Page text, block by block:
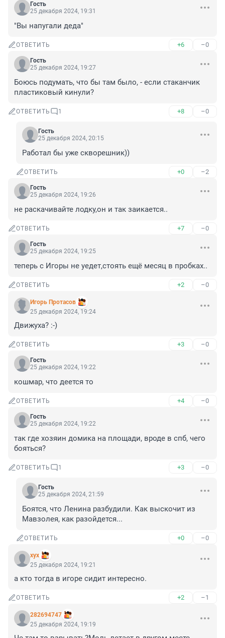
Гость
25 декабря 2024, 19:31
"Вы напугали деда"
ОТВЕТИТЬ +6 –0
Гость
25 декабря 2024, 19:27
Боюсь подумать, что бы там было, - если стаканчик
пластиковый кинули?
ОТВЕТИТЬ 1 +8 –0
Гость
25 декабря 2024, 20:15
Работал бы уже скворешник))
ОТВЕТИТЬ +0 –2
Гость
25 декабря 2024, 19:26
не раскачивайте лодку,он и так заикается..
ОТВЕТИТЬ +7 –0
Гость
25 декабря 2024, 19:25
теперь с Игоры не уедет,стоять ещё месяц в пробках..
ОТВЕТИТЬ +2 –0
Игорь Протасов
25 декабря 2024, 19:24
Движуха? :-)
ОТВЕТИТЬ +3 –0
Гость
25 декабря 2024, 19:22
кошмар, что деется то
ОТВЕТИТЬ +4 –0
Гость
25 декабря 2024, 19:22
так где хозяин домика на площади, вроде в спб, чего
бояться?
ОТВЕТИТЬ 1 +3 –0
Гость
25 декабря 2024, 21:59
Боятся, что Ленина разбудили. Как выскочит из
Мавзолея, как разойдется...
ОТВЕТИТЬ +0 –0
хух
25 декабря 2024, 19:21
а кто тогда в игоре сидит интересно.
ОТВЕТИТЬ +2 –1
282694747
25 декабря 2024, 19:19